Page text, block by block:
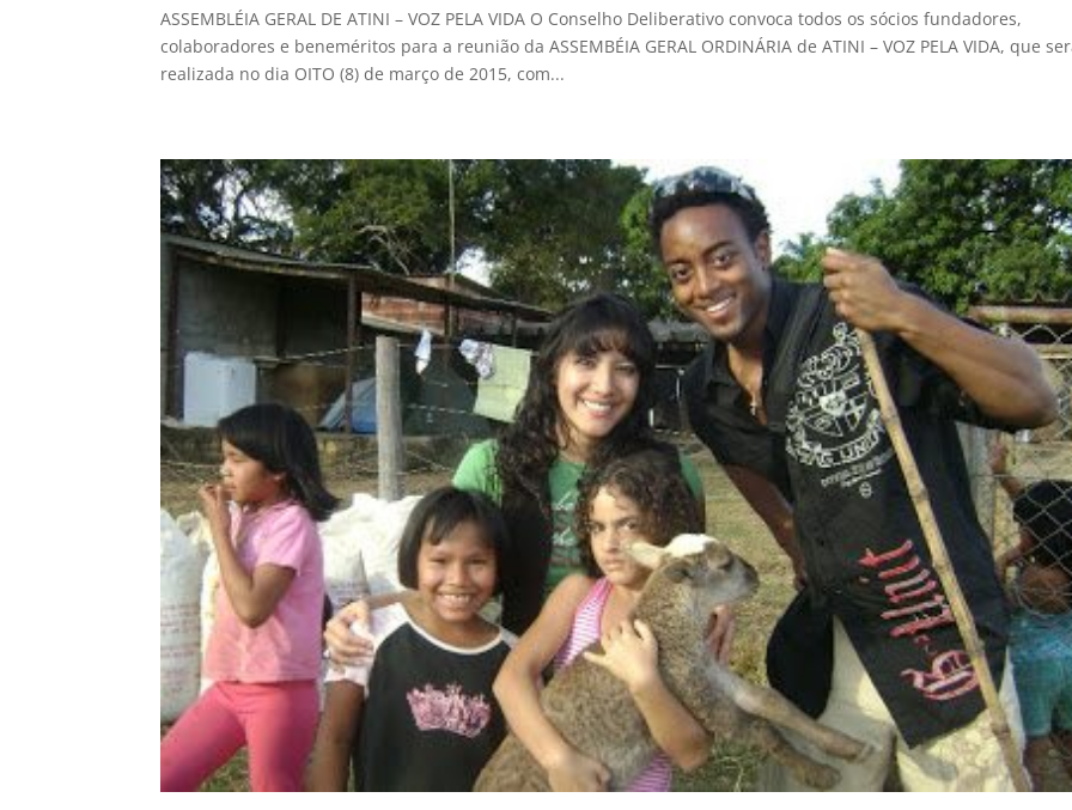
ASSEMBLÉIA GERAL DE ATINI – VOZ PELA VIDA O Conselho Deliberativo convoca todos os sócios fundadores,
colaboradores e beneméritos para a reunião da ASSEMBÉIA GERAL ORDINÁRIA de ATINI – VOZ PELA VIDA, que
realizada no dia OITO (8) de março de 2015, com...